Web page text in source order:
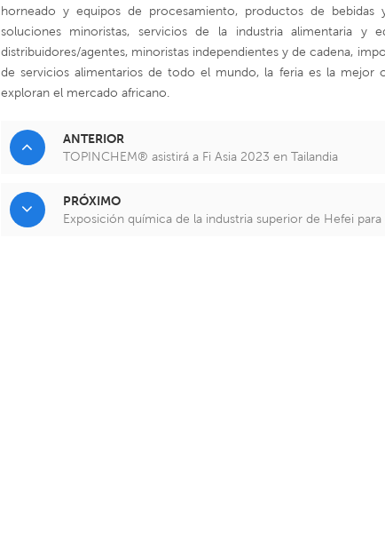
horneado y equipos de procesamiento, productos de bebidas
soluciones minoristas, servicios de la industria alimentaria y
distribuidores/agentes, minoristas independientes y de cadena,
de servicios alimentarios de todo el mundo, la feria es la mejor
exploran el mercado africano.
ANTERIOR
TOPINCHEM® asistirá a Fi Asia 2023 en Tailandia
PRÓXIMO
Exposición química de la industria superior de Hefei para